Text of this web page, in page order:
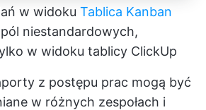
w widoku Tablica Kanban
niestandardowych,
w widoku tablicy ClickUp
z postępu prac mogą być
w różnych zespołach i